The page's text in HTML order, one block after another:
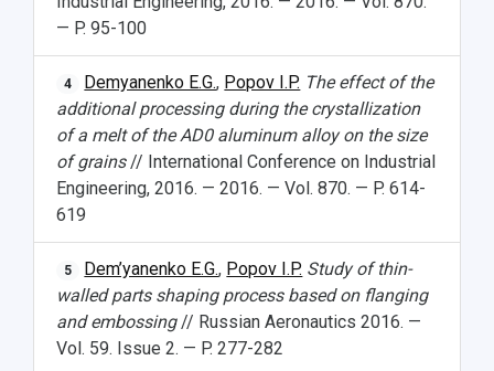
— P. 95-100
4 Demyanenko E.G., Popov I.P. The effect of the
additional processing during the crystallization
of a melt of the AD0 aluminum alloy on the size
of grains// International Conference on Industrial
Engineering, 2016. — 2016. — Vol. 870. — P. 614-
619
5 Dem’yanenko E.G., Popov I.P. Study of thin-
walled parts shaping process based on flanging
and embossing// Russian Aeronautics 2016. —
Vol. 59. Issue 2. — P. 277-282